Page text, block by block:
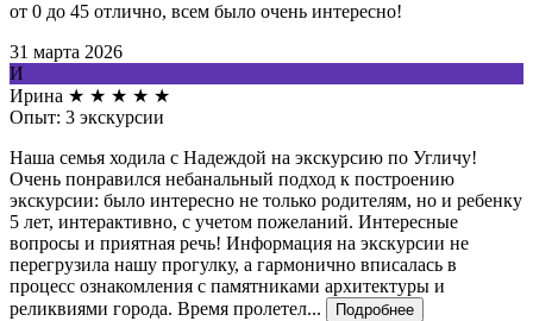
от 0 до 45 отлично, всем было очень интересно!
31 марта 2026
И
Ирина ★ ★ ★ ★ ★
Опыт: 3 экскурсии
Наша семья ходила с Надеждой на экскурсию по Угличу!
Очень понравился небанальный подход к построению
экскурсии: было интересно не только родителям, но и ребенку
5 лет, интерактивно, с учетом пожеланий. Интересные
вопросы и приятная речь! Информация на экскурсии не
перегрузила нашу прогулку, а гармонично вписалась в
процесс ознакомления с памятниками архитектуры и
реликвиями города. Время пролетел...
Подробнее